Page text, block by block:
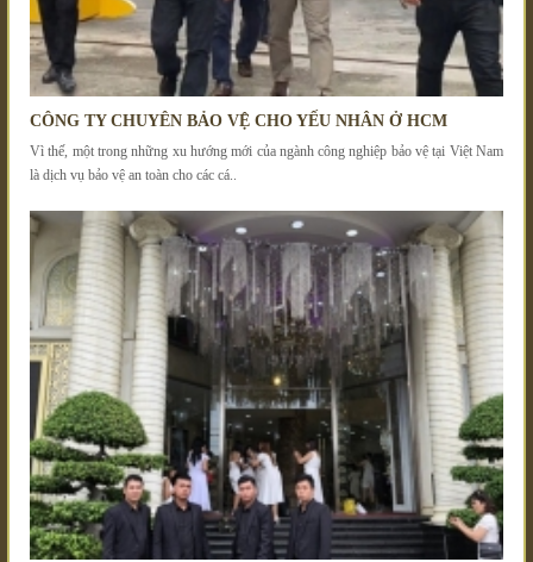
CÔNG TY CHUYÊN BẢO VỆ CHO YẾU NHÂN Ở HCM
Vì thế, một trong những xu hướng mới của ngành công nghiệp bảo vệ tại Việt Nam
là dịch vụ bảo vệ an toàn cho các cá..